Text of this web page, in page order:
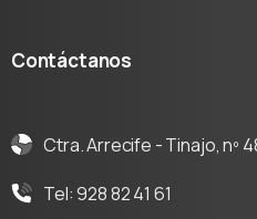
Contáctanos
Ctra. Arrecife - Tinajo, nº
Tel: 928 82 41 61